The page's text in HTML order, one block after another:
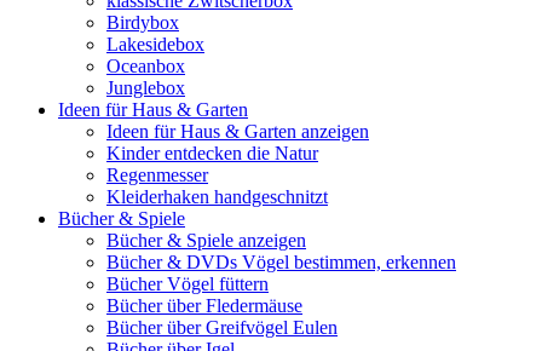
Birdybox
Lakesidebox
Oceanbox
Junglebox
Ideen für Haus & Garten
Ideen für Haus & Garten anzeigen
Kinder entdecken die Natur
Regenmesser
Kleiderhaken handgeschnitzt
Bücher & Spiele
Bücher & Spiele anzeigen
Bücher & DVDs Vögel bestimmen, erkennen
Bücher Vögel füttern
Bücher über Fledermäuse
Bücher über Greifvögel Eulen